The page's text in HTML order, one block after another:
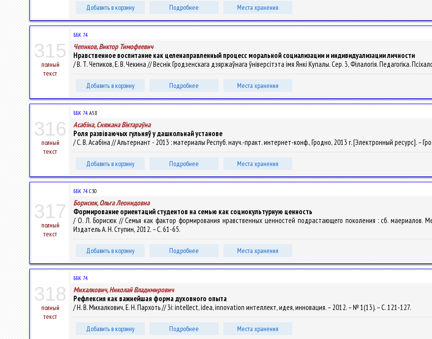
Добавить в корзину Подробнее Места хранения
315
полный
текст
ББК 74.
Чепиков, Виктор Тимофеевич
Нравственное воспитание как целенаправленный процесс моральной социализации и индивидуализации личности
/ В. Т. Чепиков, Е. В. Чекина // Веснік Гродзенскага дзяржаўнага ўніверсітэта імя Янкі Купалы. Сер. 3, Філалогія. Педагогіка.
Добавить в корзину Подробнее Места хранения
316
полный
текст
ББК 74.А58
Асабіна, Сняжана Віктараўна
Роля развіваючых гульняў у дашкольнай установе
/ С. В. Асабіна // Альтернант - 2013 : материалы Респуб. науч.-практ. интернет-конф., Гродно, 2013 г. [Электронный ресурс]. –
Добавить в корзину Подробнее Места хранения
317
полный
текст
ББК 74.С30
Борисюк, Ольга Леонидовна
Формирование ориентаций студентов на семью как социокультурную ценность
/ О. Л. Борисюк // Семья как фактор формирования нравственных ценностей подрастающего поколения : сб. маериалов.
Издатель А. Н. Ступин, 2012. – С. 61-65.
Добавить в корзину Подробнее Места хранения
318
полный
текст
ББК 74.
Михалкович, Николай Владимирович
Рефлексия как важнейшая форма духовного опыта
/ Н. В. Михалкович, Е. Н. Пархоть // 3i: intellect, idea, innovation интеллект, идея, инновация. – 2012. – № 1(13). – С. 121-127.
Добавить в корзину Подробнее Места хранения